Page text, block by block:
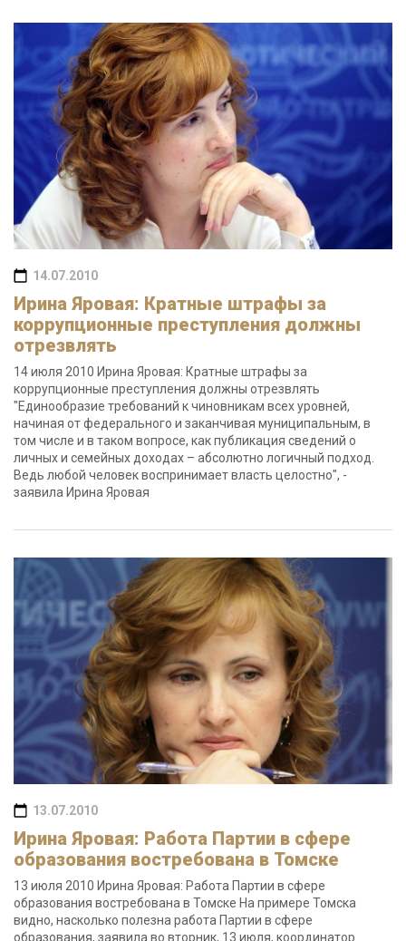
14.07.2010
Ирина Яровая: Кратные штрафы за
коррупционные преступления должны
отрезвлять
14 июля 2010 Ирина Яровая: Кратные штрафы за
коррупционные преступления должны отрезвлять
"Единообразие требований к чиновникам всех уровней,
начиная от федерального и заканчивая муниципальным, в
том числе и в таком вопросе, как публикация сведений о
личных и семейных доходах – абсолютно логичный подход.
Ведь любой человек воспринимает власть целостно", -
заявила Ирина Яровая
13.07.2010
Ирина Яровая: Работа Партии в сфере
образования востребована в Томске
13 июля 2010 Ирина Яровая: Работа Партии в сфере
образования востребована в Томске На примере Томска
видно, насколько полезна работа Партии в сфере
образования, заявила во вторник, 13 июля, координатор